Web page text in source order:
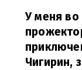
У меня во
Чигирин,